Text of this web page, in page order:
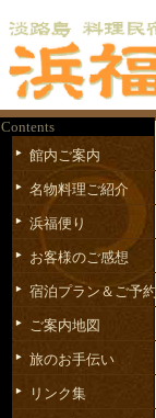
Contents
館内ご案内
名物料理ご紹介
浜福便り
お客様のご感想
宿泊プラン＆ご予約
ご案内地図
旅のお手伝い
リンク集